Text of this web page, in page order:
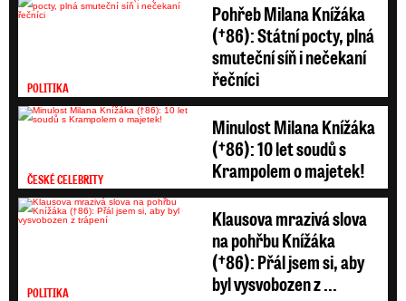
POLITIKA
Pohřeb Milana Knížáka
(†86): Státní pocty, plná
smuteční síň i nečekaní
řečníci
ČESKÉ CELEBRITY
Minulost Milana Knížáka
(†86): 10 let soudů s
Krampolem o majetek!
POLITIKA
Klausova mrazivá slova
na pohřbu Knížáka
(†86): Přál jsem si, aby
byl vysvobozen z ...